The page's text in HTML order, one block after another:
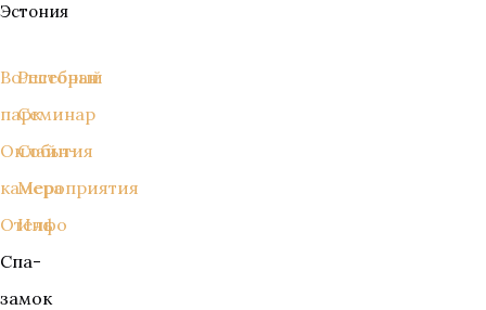
Эстония
Волшебный
парк
Онлайн-
камера
Отель
Спа-
замок
Ресторан
Семинар
События
Мероприятия
Инфо